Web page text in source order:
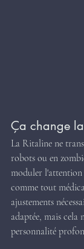
Ça change
La Ritaline ne
robots ou en
moduler l'attention
comme tout
ajustements
adaptée, mais cela
personnalité